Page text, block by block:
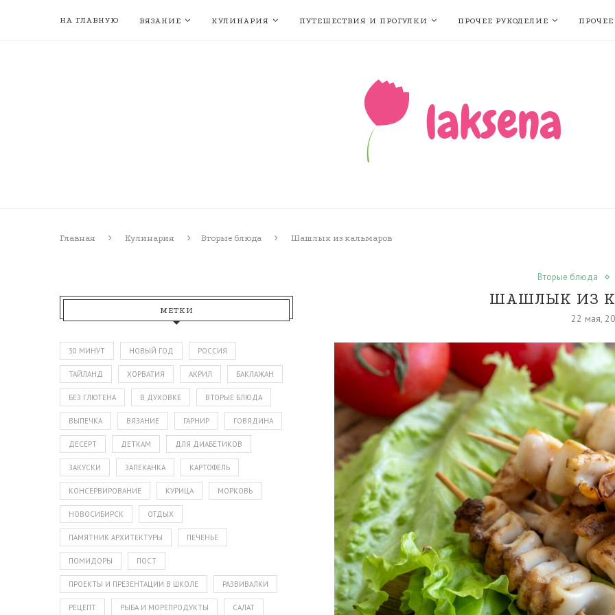
НА ГЛАВНУЮ ВЯЗАНИЕ КУЛИНАРИЯ ПУТЕШЕСТВИЯ И ПРОГУЛКИ ПРОЧЕЕ РУКОДЕЛИЕ ПРОЧЕЕ
Главная Кулинария Вторые блюда Шашлык из кальмаров
Вторые блюда
ШАШЛЫК ИЗ
22 мая,
МЕТКИ
30 МИНУТ НОВЫЙ ГОД РОССИЯ
ТАЙЛАНД ХОРВАТИЯ АКРИЛ БАКЛАЖАН
БЕЗ ГЛЮТЕНА В ДУХОВКЕ ВТОРЫЕ БЛЮДА
ВЫПЕЧКА ВЯЗАНИЕ ГАРНИР ГОВЯДИНА
ДЕСЕРТ ДЕТКАМ ДЛЯ ДИАБЕТИКОВ
ЗАКУСКИ ЗАПЕКАНКА КАРТОФЕЛЬ
КОНСЕРВИРОВАНИЕ КУРИЦА МОРКОВЬ
НОВОСИБИРСК ОТДЫХ
ПАМЯТНИК АРХИТЕКТУРЫ ПЕЧЕНЬЕ
ПОМИДОРЫ ПОСТ
ПРОЕКТЫ И ПРЕЗЕНТАЦИИ В ШКОЛЕ РАЗВИВАЛКИ
РЕЦЕПТ РЫБА И МОРЕПРОДУКТЫ САЛАТ